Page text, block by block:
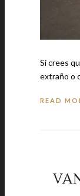
Si crees
extraño o
READ